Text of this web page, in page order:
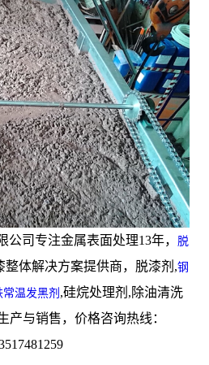
司专注金属表面处理13年， 脱
整体解决方案提供商，脱漆剂,钢
常温发黑剂 ,硅烷处理剂,除油清洗
产与销售，价格咨询热线：